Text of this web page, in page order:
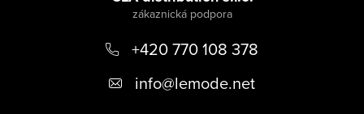
+420 770 108 378
info@lemode.net